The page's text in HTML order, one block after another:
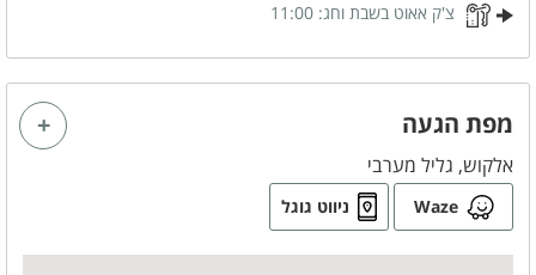
נוף גלילי משגע
נוף להרים
חדרי הרחצה
מקלחון
צ'ק אאוט בשבת וחג: 11:00
מפת הגעה
אלקוש, גליל מערבי
Waze ניווט גוגל